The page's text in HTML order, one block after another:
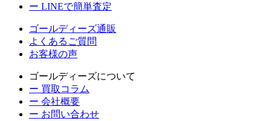
ー LINEで簡単査定
ゴールディーズ通販
よくあるご質問
お客様の声
ゴールディーズについて
ー 買取コラム
ー 会社概要
ー お問い合わせ